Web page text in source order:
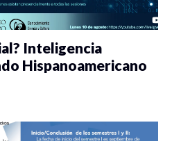
Inteligencia
Hispanoamericano